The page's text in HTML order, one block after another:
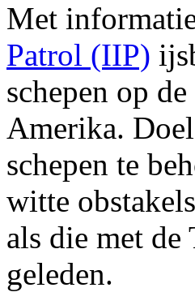
Met
Patrol (IIP)
schepen op
Amerika.
schepen te
witte
als die met
geleden.